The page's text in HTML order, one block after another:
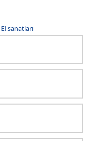
El sanatları